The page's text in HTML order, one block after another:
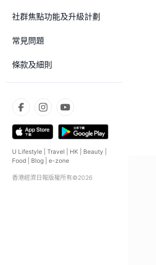
社群焦點功能及升級計劃
常見問題
條款及細則
U Lifestyle Travel HK Beauty
Food
Blog e-zone
香港經濟日報版權所有©2026